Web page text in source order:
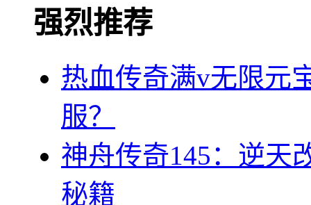
强烈推荐
热血传奇满v无限元
服？
神舟传奇145：逆天
秘籍